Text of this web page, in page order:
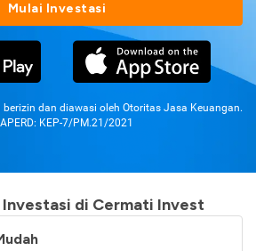
Mulai Investasi
berizin dan diawasi oleh Otoritas Jasa Keuangan.
KEP-7/PM.21/2021
Investasi di Cermati Invest